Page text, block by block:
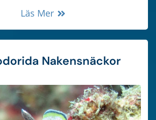
Läs Mer
Nakensnäckor